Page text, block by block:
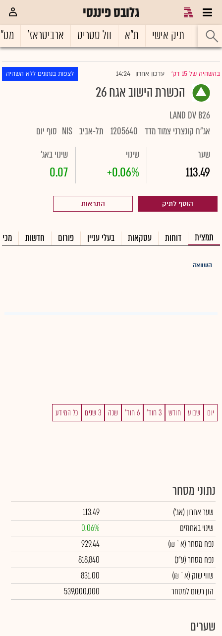
גלובס פיננסי
ראשי תיק אישי ת"א וול סטריט ארביטראז'
בהשהיה של 15 דק' |עדכון אחרון 14:24 לצפות בנתונים ללא השהיה
הכשרת הישוב אגח 26
LAND DV B26
אג"ח קונצרני צמוד מדד 1205640 תל-אביב NIS סוף יום
שער
113.49
שינוי
+0.06%
שינוי באג'
0.07
הוסף לתיק התראות
תמצית דוחות עסקאות בעלי עניין פורום חדשות
השוואה
יום שבוע חודש 3 חוד' 6 חוד' שנה 3 שנים כל המידע
נתוני מסחר
שער אחרון (אג')
113.49
שינוי באחוזים
0.06%
נפח מסחר(א` ₪)
929.44
נפח מסחר(ע"נ)
818,840
שווי שוק (א` ₪)
831.00
הון רשום למסחר
539,000,000
שערים